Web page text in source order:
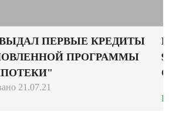
ПЕРВЫЕ КРЕДИТЫ
ПРОГРАММЫ
21.07.21